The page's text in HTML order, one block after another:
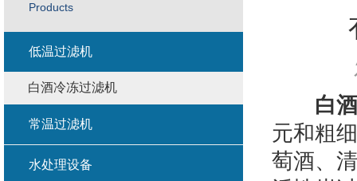
白
元和粗
萄酒、
Products
低温过滤机
白酒冷冻过滤机
常温过滤机
水处理设备